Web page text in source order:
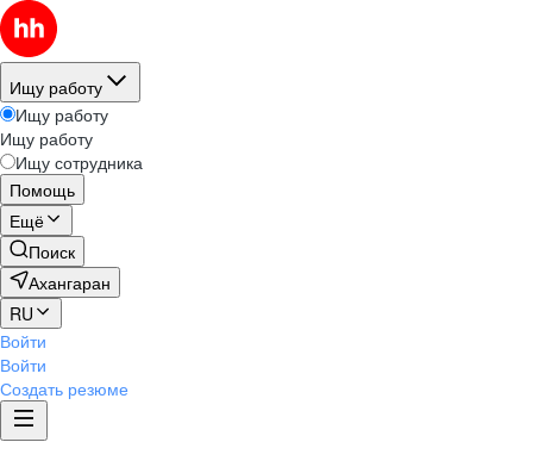
Ищу работу
Ищу работу
Ищу работу
Ищу сотрудника
Помощь
Ещё
Поиск
Ахангаран
RU
Войти
Войти
Создать резюме